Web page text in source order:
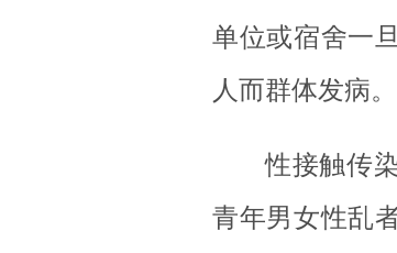
单位或宿舍一
人而群体发病。
性接触传
青年男女性乱